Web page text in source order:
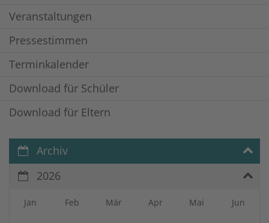
Veranstaltungen
Pressestimmen
Terminkalender
Download für Schüler
Download für Eltern
Archiv
2026
Jan Feb Mär Apr Mai Jun